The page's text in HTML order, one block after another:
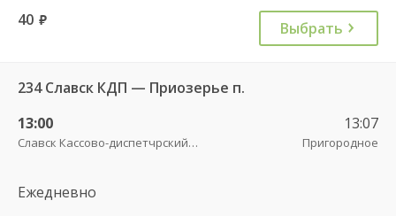
40 руб. Выбрать
234 Славск КДП — Приозерье п.
13:00
Славск Кассово-диспетчрский пункт
13:07
Пригородное
Ежедневно